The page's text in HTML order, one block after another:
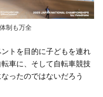
制も万全
トを目的に子どもを連れ
車に、そして自転車競技
ったのではないだろう